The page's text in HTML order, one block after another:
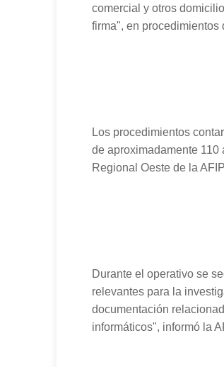
comercial y otros
firma", en
Los procedimientos
de aproximadamente
Regional Oeste de la
Durante el operativo se
relevantes para la
documentación
informáticos", informó la